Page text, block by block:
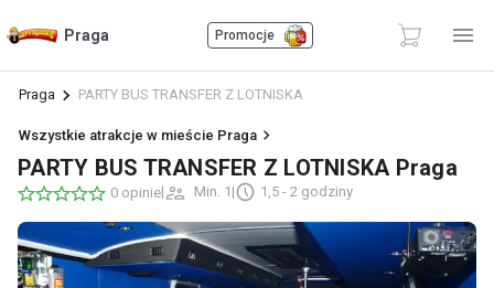
Praga Promocje
Praga PARTY BUS TRANSFER Z LOTNISKA
Wszystkie atrakcje w mieście Praga
PARTY BUS TRANSFER Z LOTNISKA Praga
0 opinie| Min. 1 | 1,5 - 2 godziny